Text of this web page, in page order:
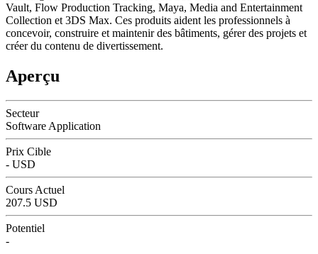
Vault, Flow Production Tracking, Maya, Media and Entertainment
Collection et 3DS Max. Ces produits aident les professionnels à
concevoir, construire et maintenir des bâtiments, gérer des projets et
créer du contenu de divertissement.
Aperçu
Secteur
Software Application
Prix Cible
- USD
Cours Actuel
207.5 USD
Potentiel
-